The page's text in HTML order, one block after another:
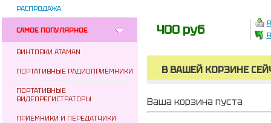
РАСПРОДАЖА
САМОЕ ПОПУЛЯРНОЕ
ВИНТОВКИ ATAMAN
ПОРТАТИВНЫЕ РАДИОПРИЕМНИКИ
ПОРТАТИВНЫЕ
ВИДЕОРЕГИСТРАТОРЫ
ПРИЕМНИКИ И ПЕРЕДАТЧИКИ
400 руб
В ВАШЕЙ КОРЗИНЕ
Ваша корзина пуста